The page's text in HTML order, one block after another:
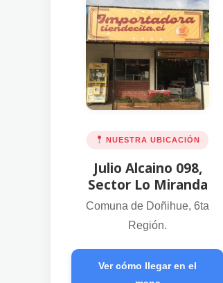
NUESTRA UBICACIÓN
Julio Alcaino 098,
Sector Lo Miranda
Comuna de Doñihue, 6ta
Región.
Ver cómo llegar en el